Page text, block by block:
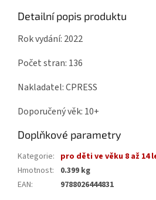
Detailní popis produktu
Rok vydání: 2022
Počet stran: 136
Nakladatel: CPRESS
Doporučený věk: 10+
Doplňkové parametry
Kategorie: pro děti ve věku 8 až 14
Hmotnost:
0.399 kg
EAN: 9788026444831